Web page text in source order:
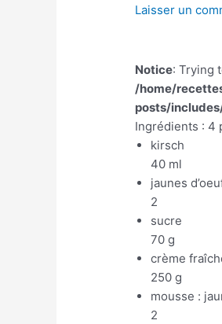
Laisser un
Notice: Trying
/home/
posts/
Ingrédients : 4
kirsch
40 ml
jaunes
2
sucre
70 g
crème
250 g
mousse :
2